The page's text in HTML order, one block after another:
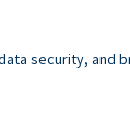
security, and